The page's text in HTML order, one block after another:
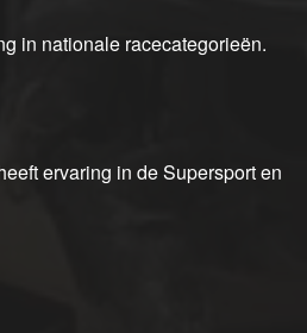
in nationale racecategorieën.
ervaring in de Supersport en